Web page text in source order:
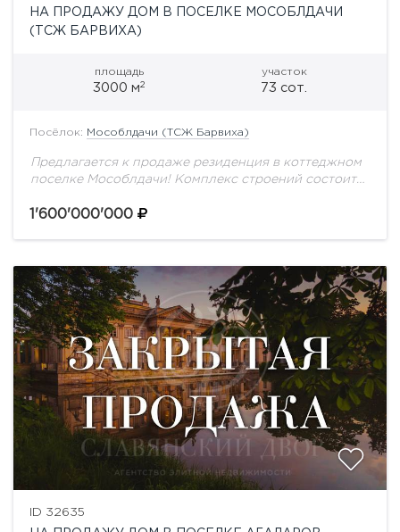
НА ПРОДАЖУ ДОМ В ПОСЕЛКЕ МОСОБЛДАЧИ
(ТСЖ БАРВИХА)
площадь
3000 м2
участок
73 сот.
Посёлок: Мособлдачи (ТСЖ Барвиха)
Предлагается к продаже резиденция в коттеджном
поселке Мособлдачи! Комплекс строений состоит
на участке с вековыми соснами - 73 сотки....
1'600'000'000
ID 32635